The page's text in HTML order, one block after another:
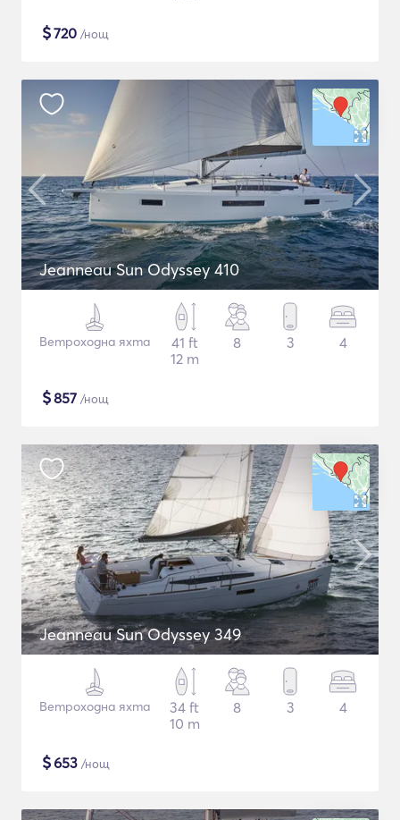
$720 /нощ
Jeanneau Sun Odyssey 410
Ветроходна яхта
41 ft
12 m
8 3 4
$857 /нощ
Jeanneau Sun Odyssey 349
Ветроходна яхта
34 ft
10 m
8 3 4
$653 /нощ